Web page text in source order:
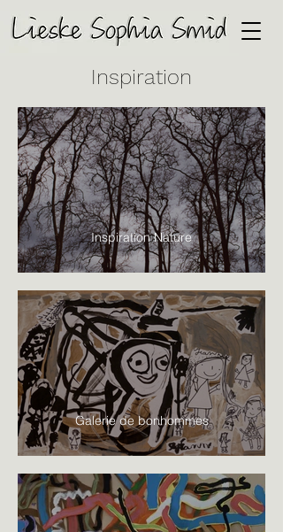
Inspiration
Inspiration Nature
Galerie de bonhommes